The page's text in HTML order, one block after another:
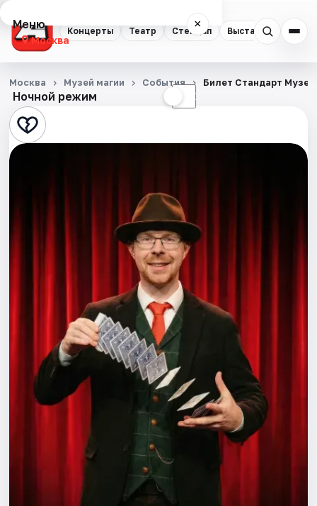
Концерты Театр Стендап Выставки
Меню ×
Москва
Концерты
Театр
Стендап
Города
Ночной режим ☾
Москва Музей магии События Билет Стандарт Музей